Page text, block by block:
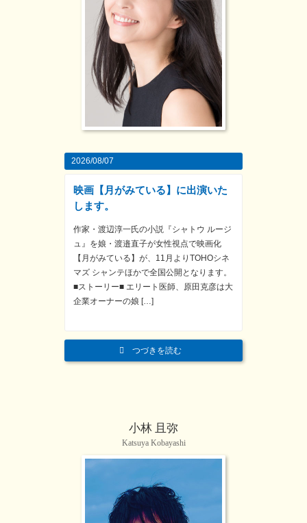
2026/08/07
映画【月がみている】に出演いた
します。
作家・渡辺淳一氏の小説『シャトウ ルージ
ュ』を娘・渡邉直子が女性視点で映画化
【月がみている】が、11月よりTOHOシネ
マズ シャンテほかで全国公開となります。
■ストーリー■ エリート医師、原田克彦は大
企業オーナーの娘 […]
つづきを読む
小林 且弥
Katsuya Kobayashi